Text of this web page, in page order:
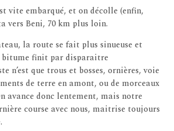
vite embarqué, et on décolle (enfin,
vers Beni, 70 km plus loin.
la route se fait plus sinueuse et
finit par disparaitre
n’est que trous et bosses, ornières, voie
de terre en amont, ou de morceaux
avance donc lentement, mais notre
course avec nous, maitrise toujours